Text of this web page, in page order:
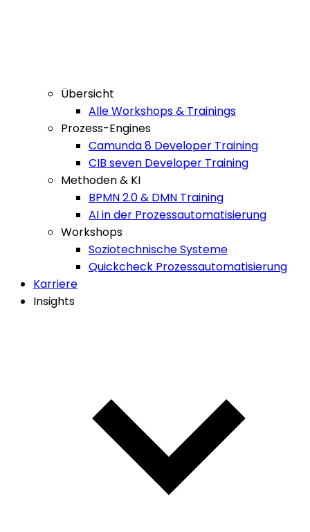
Übersicht
Alle Workshops & Trainings
Prozess-Engines
Camunda 8 Developer Training
CIB seven Developer Training
Methoden & KI
BPMN 2.0 & DMN Training
AI in der Prozessautomatisierung
Workshops
Soziotechnische Systeme
Quickcheck Prozessautomatisierung
Karriere
Insights